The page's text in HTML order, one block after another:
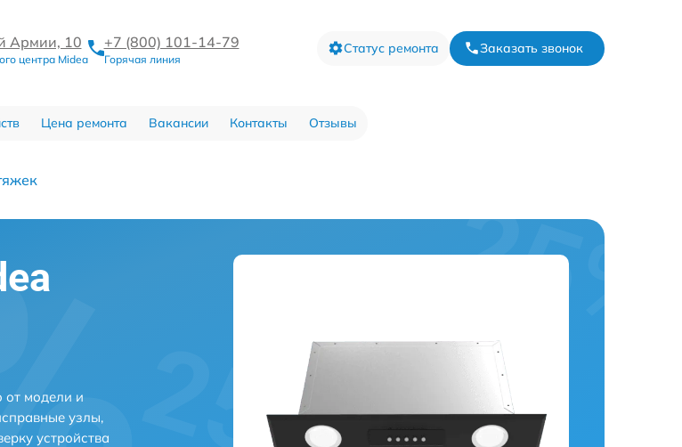
Армии, 10
центра Midea
+7 (800) 101-14-79
Горячая линия
Статус ремонта Заказать звонок
Цена ремонта Вакансии Контакты Отзывы
от модели и
узлы,
устройства